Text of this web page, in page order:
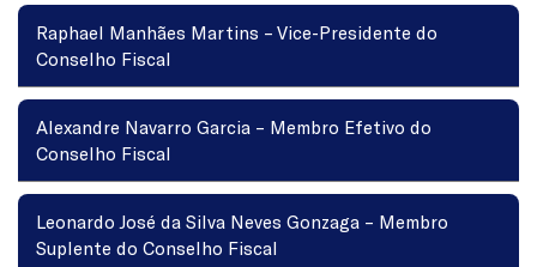
Raphael Manhães Martins – Vice-Presidente do
Conselho Fiscal
Alexandre Navarro Garcia – Membro Efetivo do
Conselho Fiscal
Leonardo José da Silva Neves Gonzaga – Membro
Suplente do Conselho Fiscal